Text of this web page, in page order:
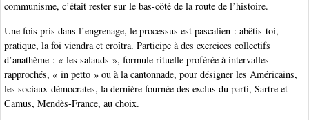
communisme, c’était rester sur le bas-côté de la route de l’histoire.
Une fois pris dans l’engrenage, le processus est pascalien : abêtis-toi,
pratique, la foi viendra et croîtra. Participe à des exercices collectifs
d’anathème : « les salauds », formule rituelle proférée à intervalles
rapprochés, « in petto » ou à la cantonnade, pour désigner les Américains,
les sociaux-démocrates, la dernière fournée des exclus du parti, Sartre et
Camus, Mendès-France, au choix.